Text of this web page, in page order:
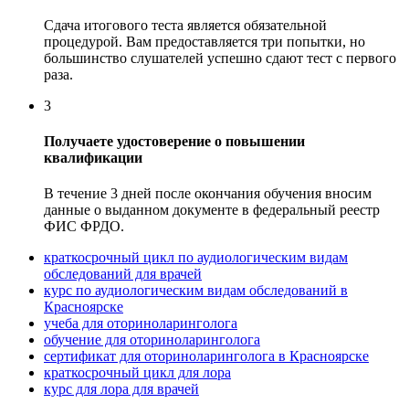
Сдача итогового теста является обязательной
процедурой. Вам предоставляется три попытки, но
большинство слушателей успешно сдают тест с первого
раза.
3
Получаете удостоверение о повышении
квалификации
В течение 3 дней после окончания обучения вносим
данные о выданном документе в федеральный реестр
ФИС ФРДО.
краткосрочный цикл по аудиологическим видам
обследований для врачей
курс по аудиологическим видам обследований в
Красноярске
учеба для оториноларинголога
обучение для оториноларинголога
сертификат для оториноларинголога в Красноярске
краткосрочный цикл для лора
курс для лора для врачей